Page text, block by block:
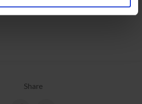
Condividiamo inoltre
Share